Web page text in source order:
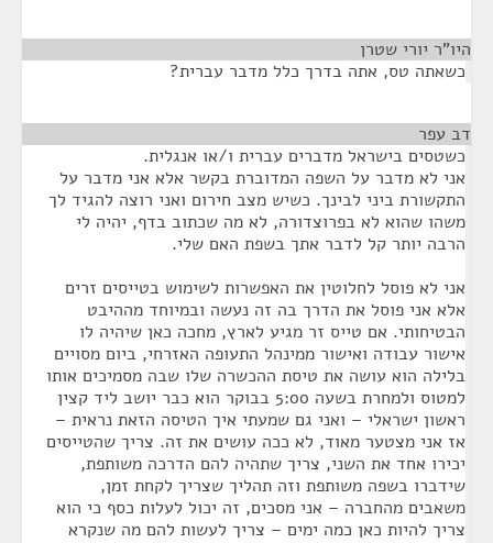
היו"ר יורי שטרן
כשאתה טס, אתה בדרך כלל מדבר עברית?
דב עפר
כשטסים בישראל מדברים עברית ו/או אנגלית.
אני לא מדבר על השפה המדוברת בקשר אלא אני מדבר על
התקשורת ביני לבינך. כשיש מצב חירום ואני רוצה להגיד לך
משהו שהוא לא בפרוצדורה, לא מה שכתוב בדף, יהיה לי
הרבה יותר קל לדבר אתך בשפת האם שלי.
אני לא פוסל לחלוטין את האפשרות לשימוש בטייסים זרים
אלא אני פוסל את הדרך בה זה נעשה ובמיוחד מההיבט
הבטיחותי. אם טייס זר מגיע לארץ, מחכה כאן שיהיה לו
אישור עבודה ואישור ממינהל התעופה האזרחי, ביום מסויים
בלילה הוא עושה את טיסת ההכשרה שלו שבה מסמיכים אותו
למטוס ולמחרת בשעה 5:00 בבוקר הוא כבר יושב ליד קצין
ראשון ישראלי – ואני גם שמעתי איך הטיסה הזאת נראית –
אז אני מצטער מאוד, לא ככה עושים את זה. צריך שהטייסים
יכירו אחד את השני, צריך שתהיה להם הדרכה משותפת,
שידברו בשפה משותפת וזה תהליך שצריך לקחת זמן,
משאבים מהחברה – אני מסכים, זה יכול לעלות כסף כי הוא
צריך להיות כאן כמה ימים – צריך לעשות להם מה שנקרא